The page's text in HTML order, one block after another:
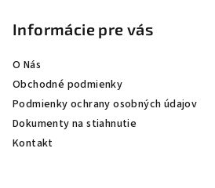
Informácie pre vás
O Nás
Obchodné podmienky
Podmienky ochrany osobných údajov
Dokumenty na stiahnutie
Kontakt